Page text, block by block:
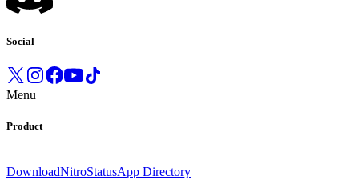
Social
Menu
Product
DownloadNitroStatusApp Directory